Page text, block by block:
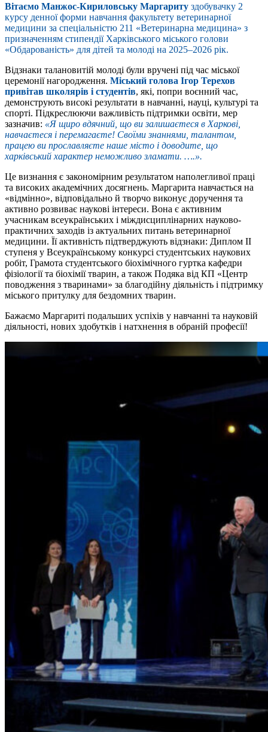
Вітаємо Манжос-Кириловську Маргариту здобувачку 2
курсу денної форми навчання факультету ветеринарної
медицини за спеціальністю 211 «Ветеринарна медицина» з
призначенням стипендії Харківського міського голови
«Обдарованість» для дітей та молоді на 2025–2026 рік.
Відзнаки талановитій молоді були вручені під час міської
церемонії нагородження. Міський голова Ігор Терехов
привітав школярів і студентів, які, попри воєнний час,
демонструють високі результати в навчанні, науці, культурі та
спорті. Підкреслюючи важливість підтримки освіти, мер
зазначив: «Я щиро вдячний, що ви залишаєтеся в Харкові,
навчаєтеся і перемагаєте! Своїми знаннями, талантом,
працею ви прославляєте наше місто і доводите, що
харківський характер неможливо зламати. ….».
Це визнання є закономірним результатом наполегливої праці
та високих академічних досягнень. Маргарита навчається на
«відмінно», відповідально й творчо виконує доручення та
активно розвиває наукові інтереси. Вона є активним
учасникам всеукраїнських і міждисциплінарних науково-
практичних заходів із актуальних питань ветеринарної
медицини. Її активність підтверджують відзнаки: Диплом ІІ
ступеня у Всеукраїнському конкурсі студентських наукових
робіт, Грамота студентського біохімічного гуртка кафедри
фізіології та біохімії тварин, а також Подяка від КП «Центр
поводження з тваринами» за благодійну діяльність і підтримку
міського притулку для бездомних тварин.
Бажаємо Маргариті подальших успіхів у навчанні та науковій
діяльності, нових здобутків і натхнення в обраній професії!